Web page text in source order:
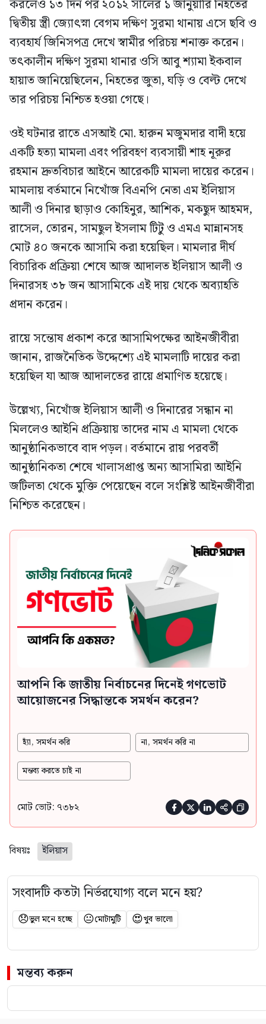
করলেও ১৩ দিন পর ২০১২ সালের ১ জানুয়ারি নিহতের
দ্বিতীয় স্ত্রী জ্যোৎস্না বেগম দক্ষিণ সুরমা থানায় এসে ছবি ও
ব্যবহার্য জিনিসপত্র দেখে স্বামীর পরিচয় শনাক্ত করেন।
তৎকালীন দক্ষিণ সুরমা থানার ওসি আবু শ্যামা ইকবাল
হায়াত জানিয়েছিলেন, নিহতের জুতা, ঘড়ি ও বেল্ট দেখে
তার পরিচয় নিশ্চিত হওয়া গেছে।
ওই ঘটনার রাতে এসআই মো. হারুন মজুমদার বাদী হয়ে
একটি হত্যা মামলা এবং পরিবহণ ব্যবসায়ী শাহ নূরুর
রহমান দ্রুতবিচার আইনে আরেকটি মামলা দায়ের করেন।
মামলায় বর্তমানে নিখোঁজ বিএনপি নেতা এম ইলিয়াস
আলী ও দিনার ছাড়াও কোহিনুর, আশিক, মকছুদ আহমদ,
রাসেল, তোরন, সামছুল ইসলাম টিটু ও এমএ মান্নানসহ
মোট ৪০ জনকে আসামি করা হয়েছিল। মামলার দীর্ঘ
বিচারিক প্রক্রিয়া শেষে আজ আদালত ইলিয়াস আলী ও
দিনারসহ ৩৮ জন আসামিকে এই দায় থেকে অব্যাহতি
প্রদান করেন।
রায়ে সন্তোষ প্রকাশ করে আসামিপক্ষের আইনজীবীরা
জানান, রাজনৈতিক উদ্দেশ্যে এই মামলাটি দায়ের করা
হয়েছিল যা আজ আদালতের রায়ে প্রমাণিত হয়েছে।
উল্লেখ্য, নিখোঁজ ইলিয়াস আলী ও দিনারের সন্ধান না
মিললেও আইনি প্রক্রিয়ায় তাদের নাম এ মামলা থেকে
আনুষ্ঠানিকভাবে বাদ পড়ল। বর্তমানে রায় পরবর্তী
আনুষ্ঠানিকতা শেষে খালাসপ্রাপ্ত অন্য আসামিরা আইনি
জটিলতা থেকে মুক্তি পেয়েছেন বলে সংশ্লিষ্ট আইনজীবীরা
নিশ্চিত করেছেন।
আপনি কি জাতীয় নির্বাচনের দিনেই গণভোট
আয়োজনের সিদ্ধান্তকে সমর্থন করেন?
হ্যাঁ, সমর্থন করি না, সমর্থন করি না
মন্তব্য করতে চাই না
মোট ভোট: ৭৩৮২     
বিষয়ঃ ইলিয়াস
সংবাদটি কতটা নির্ভরযোগ্য বলে মনে হয়?
😞ভুল মনে হচ্ছে 😐মোটামুটি 😍খুব ভালো
মন্তব্য করুন